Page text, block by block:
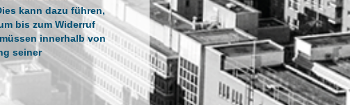
kann dazu führen,
bis zum Widerruf
innerhalb von
seiner